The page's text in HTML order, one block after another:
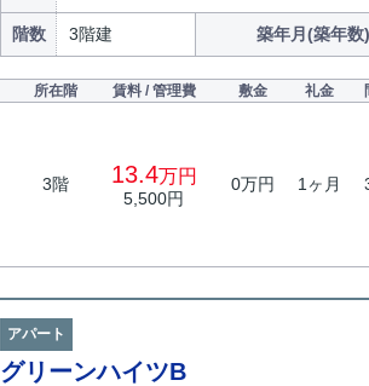
階数 3階建 築年月(築年数)
所在階 賃料 / 管理費 敷金 礼金
3階 13.4万円
5,500円
0万円 1ヶ月
アパート
グリーンハイツB